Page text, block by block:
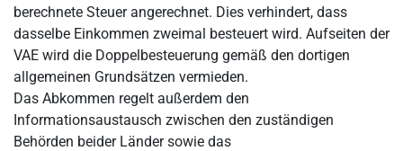
berechnete Steuer angerechnet. Dies verhindert, dass
dasselbe Einkommen zweimal besteuert wird. Aufseiten der
VAE wird die Doppelbesteuerung gemäß den dortigen
allgemeinen Grundsätzen vermieden.
Das Abkommen regelt außerdem den
Informationsaustausch zwischen den zuständigen
Behörden beider Länder sowie das